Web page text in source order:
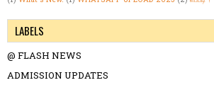
LABELS
@ FLASH NEWS
ADMISSION UPDATES